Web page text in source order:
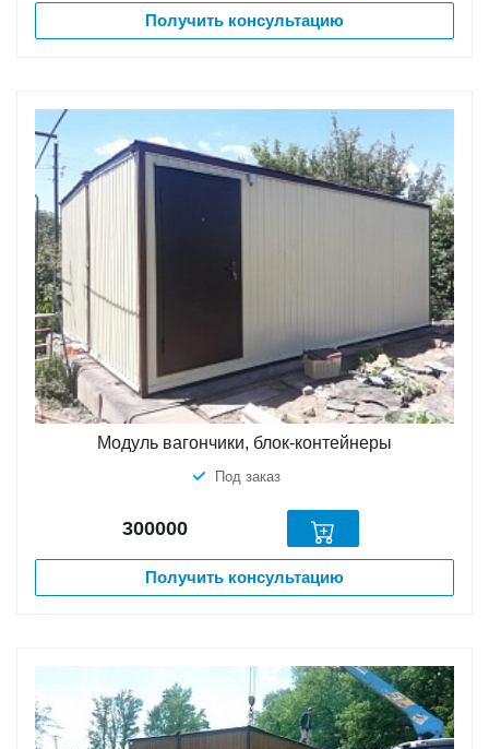
Получить консультацию
Модуль вагончики, блок-контейнеры
Под заказ
300000
Получить консультацию